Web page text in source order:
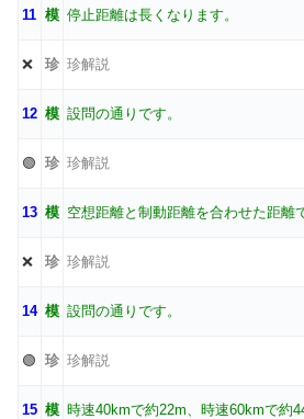
11 模 停止距離は長くなります。
❌ 珍 珍解説
12 模 設問の通りです。
🟢 珍 珍解説
13 模 空想距離と制動距離を合わせた距離
❌ 珍 珍解説
14 模 設問の通りです。
🟢 珍 珍解説
15 模 時速40kmで約22m、時速60kmで約